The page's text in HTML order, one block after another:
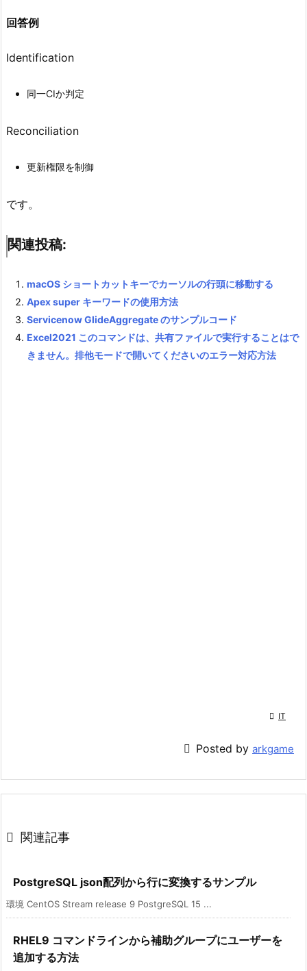
回答例
Identification
同一CIか判定
Reconciliation
更新権限を制御
です。
関連投稿:
macOS ショートカットキーでカーソルの行頭に移動する
Apex super キーワードの使用方法
Servicenow GlideAggregate のサンプルコード
Excel2021 このコマンドは、共有ファイルで実行することはで
きません。排他モードで開いてくださいのエラー対応方法
 IT
 Posted by arkgame
 関連記事
PostgreSQL json配列から行に変換するサンプル
環境 CentOS Stream release 9 PostgreSQL 15 ...
RHEL9 コマンドラインから補助グループにユーザーを
追加する方法